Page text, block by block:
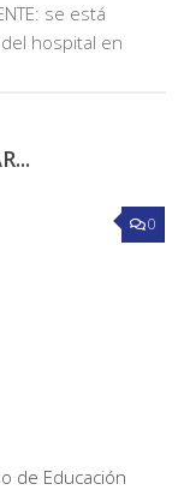
se está
hospital en
0
de Educación